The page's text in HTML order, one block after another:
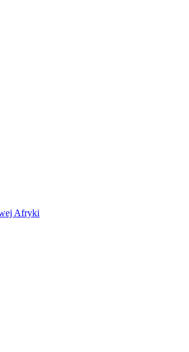
Afryki